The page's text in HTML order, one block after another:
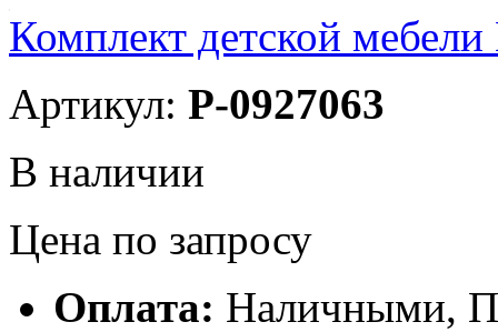
Комплект детской
Артикул: P-0927063
В наличии
Цена по запросу
Оплата: Наличными,